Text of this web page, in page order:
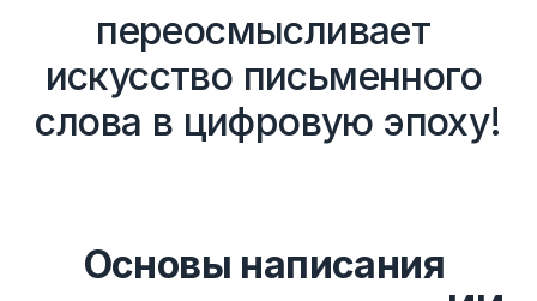
переосмысливает
искусство письменного
слова в цифровую эпоху!
Основы написания